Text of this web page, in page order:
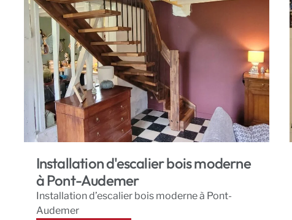
Installation d'escalier bois moderne
à Pont-Audemer
Installation d’escalier bois moderne à Pont-
Audemer